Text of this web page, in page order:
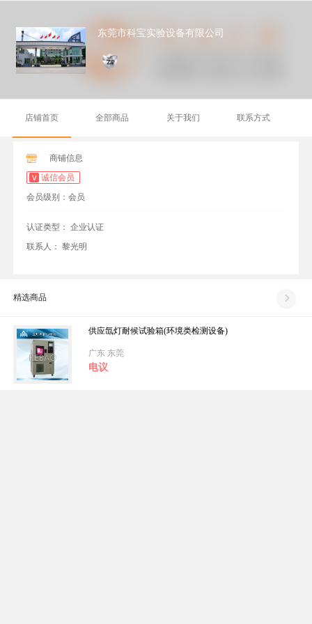
东莞市科宝实验设备有限公司
店铺首页 全部商品 关于我们 联系方式
商铺信息
诚信会员
会员级别：会员
认证类型： 企业认证
联系人： 黎光明
精选商品
供应氙灯耐候试验箱(环境类检测设备)
广东 东莞
电议